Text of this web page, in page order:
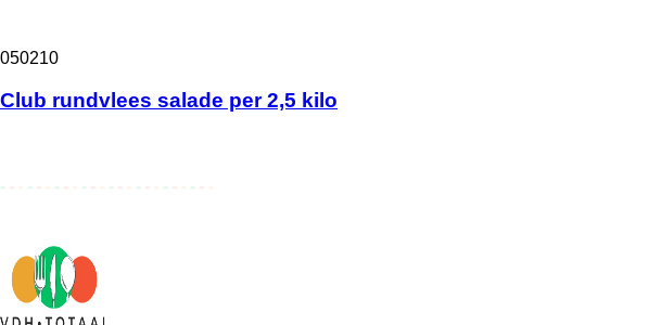
050210
Club rundvlees salade per 2,5 kilo